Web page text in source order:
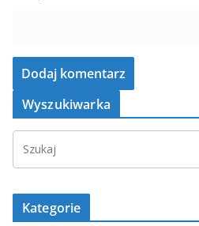
Wyszukiwarka
Kategorie